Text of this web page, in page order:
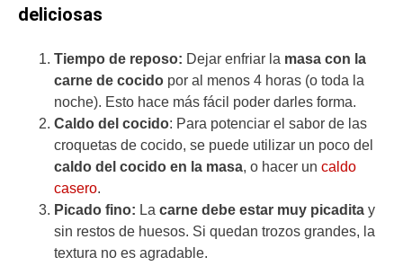
deliciosas
Tiempo de reposo: Dejar enfriar la masa con la
carne de cocido por al menos 4 horas (o toda la
noche). Esto hace más fácil poder darles forma.
Caldo del cocido: Para potenciar el sabor de las
croquetas de cocido, se puede utilizar un poco del
caldo del cocido en la masa, o hacer un caldo
casero.
Picado fino: La carne debe estar muy picadita y
sin restos de huesos. Si quedan trozos grandes, la
textura no es agradable.